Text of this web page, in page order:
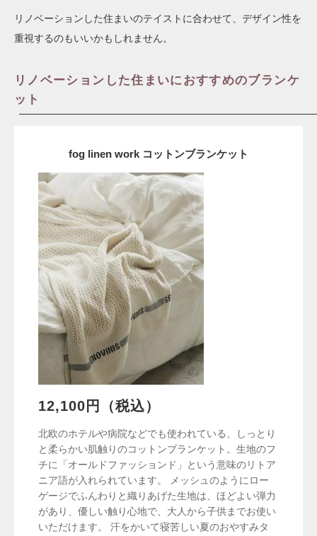
リノベーションした住まいのテイストに合わせて、デザイン性を
重視するのもいいかもしれません。
リノベーションした住まいにおすすめのブランケ
ット
fog linen work コットンブランケット
12,100円（税込）
北欧のホテルや病院などでも使われている、しっとり
と柔らかい肌触りのコットンブランケット。生地のフ
チに「オールドファッションド」という意味のリトア
ニア語が入れられています。 メッシュのようにロー
ゲージでふんわりと織りあげた生地は、ほどよい弾力
があり、優しい触り心地で、大人から子供までお使い
いただけます。 汗をかいて寝苦しい夏のおやすみタ